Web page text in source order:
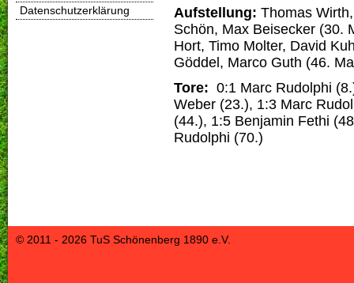
Datenschutzerklärung
Aufstellung: Thomas
Schön, Max Beisecker (30.
Hort, Timo Molter, David
Göddel, Marco Guth (46.
Tore: 0:1 Marc Rudolphi
Weber (23.), 1:3 Marc
(44.), 1:5 Benjamin Fethi
Rudolphi (70.)
© 2011 - 2026 TuS Schönenberg 1890 e.V.